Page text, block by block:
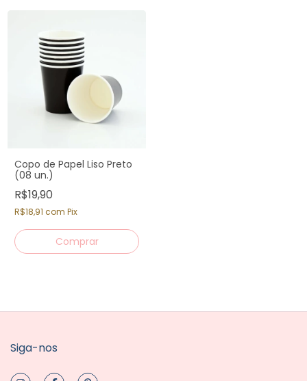
Copo de Papel Liso Preto
(08 un.)
R$19,90
R$18,91 com Pix
Siga-nos